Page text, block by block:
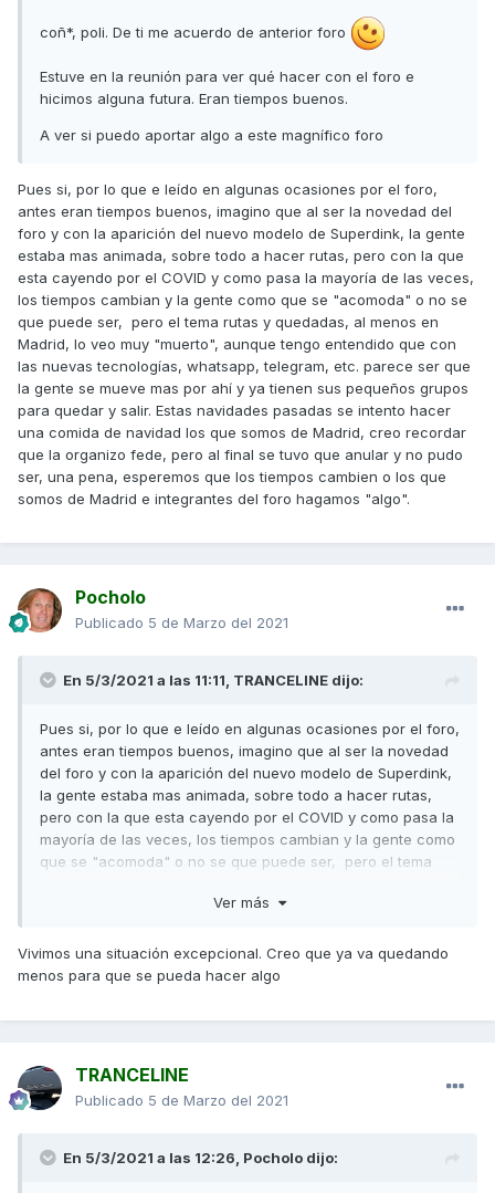
coñ*, poli. De ti me acuerdo de anterior foro
Estuve en la reunión para ver qué hacer con el foro e
hicimos alguna futura. Eran tiempos buenos.
A ver si puedo aportar algo a este magnífico foro
Pues si, por lo que e leído en algunas ocasiones por el foro,
antes eran tiempos buenos, imagino que al ser la novedad del
foro y con la aparición del nuevo modelo de Superdink, la gente
estaba mas animada, sobre todo a hacer rutas, pero con la que
esta cayendo por el COVID y como pasa la mayoría de las veces,
los tiempos cambian y la gente como que se "acomoda" o no se
que puede ser, pero el tema rutas y quedadas, al menos en
Madrid, lo veo muy "muerto", aunque tengo entendido que con
las nuevas tecnologías, whatsapp, telegram, etc. parece ser que
la gente se mueve mas por ahí y ya tienen sus pequeños grupos
para quedar y salir. Estas navidades pasadas se intento hacer
una comida de navidad los que somos de Madrid, creo recordar
que la organizo fede, pero al final se tuvo que anular y no pudo
ser, una pena, esperemos que los tiempos cambien o los que
somos de Madrid e integrantes del foro hagamos "algo".
Pocholo
Publicado 5 de Marzo del 2021
En 5/3/2021 a las 11:11, TRANCELINE dijo:
Pues si, por lo que e leído en algunas ocasiones por el foro,
antes eran tiempos buenos, imagino que al ser la novedad
del foro y con la aparición del nuevo modelo de Superdink,
la gente estaba mas animada, sobre todo a hacer rutas,
pero con la que esta cayendo por el COVID y como pasa la
mayoría de las veces, los tiempos cambian y la gente como
que se "acomoda" o no se que puede ser, pero el tema
"muerto", aunque tengo entendido que con las nuevas
gente se mueve mas por ahí y ya tienen sus pequeños
grupos para quedar y salir. Estas navidades pasadas se
integrantes del foro hagamos "algo".
Ver más
Vivimos una situación excepcional. Creo que ya va quedando
menos para que se pueda hacer algo
TRANCELINE
Publicado 5 de Marzo del 2021
En 5/3/2021 a las 12:26, Pocholo dijo: